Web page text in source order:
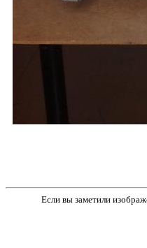
Если вы заметили